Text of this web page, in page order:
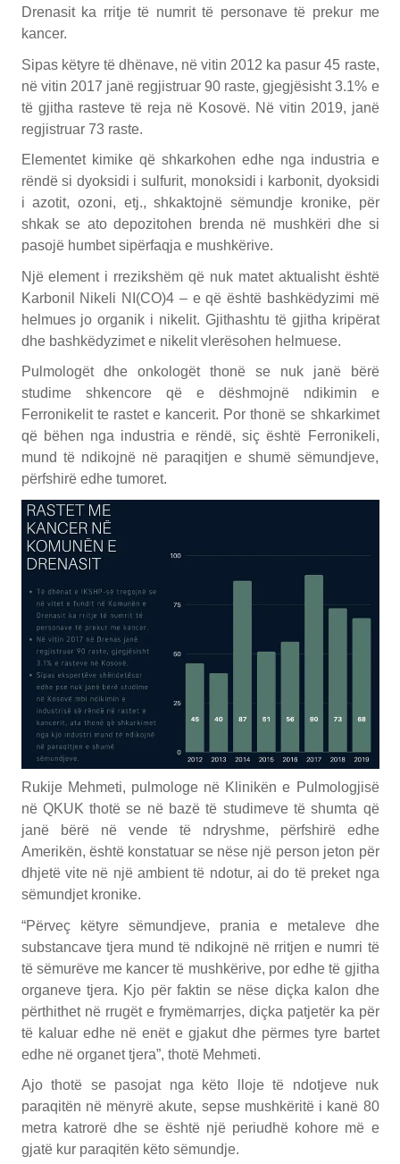
Drenasit ka rritje të numrit të personave të prekur me
kancer.
Sipas këtyre të dhënave, në vitin 2012 ka pasur 45 raste,
në vitin 2017 janë regjistruar 90 raste, gjegjësisht 3.1% e
të gjitha rasteve të reja në Kosovë. Në vitin 2019, janë
regjistruar 73 raste.
Elementet kimike që shkarkohen edhe nga industria e
rëndë si dyoksidi i sulfurit, monoksidi i karbonit, dyoksidi
i azotit, ozoni, etj., shkaktojnë sëmundje kronike, për
shkak se ato depozitohen brenda në mushkëri dhe si
pasojë humbet sipërfaqja e mushkërive.
Një element i rrezikshëm që nuk matet aktualisht është
Karbonil Nikeli NI(CO)4 – e që është bashkëdyzimi më
helmues jo organik i nikelit. Gjithashtu të gjitha kripërat
dhe bashkëdyzimet e nikelit vlerësohen helmuese.
Pulmologët dhe onkologët thonë se nuk janë bërë
studime shkencore që e dëshmojnë ndikimin e
Ferronikelit te rastet e kancerit. Por thonë se shkarkimet
që bëhen nga industria e rëndë, siç është Ferronikeli,
mund të ndikojnë në paraqitjen e shumë sëmundjeve,
përfshirë edhe tumoret.
Rukije Mehmeti, pulmologe në Klinikën e Pulmologjisë
në QKUK thotë se në bazë të studimeve të shumta që
janë bërë në vende të ndryshme, përfshirë edhe
Amerikën, është konstatuar se nëse një person jeton për
dhjetë vite në një ambient të ndotur, ai do të preket nga
sëmundjet kronike.
“Përveç këtyre sëmundjeve, prania e metaleve dhe
substancave tjera mund të ndikojnë në rritjen e numri të
të sëmurëve me kancer të mushkërive, por edhe të gjitha
organeve tjera. Kjo për faktin se nëse diçka kalon dhe
përthithet në rrugët e frymëmarrjes, diçka patjetër ka për
të kaluar edhe në enët e gjakut dhe përmes tyre bartet
edhe në organet tjera”, thotë Mehmeti.
Ajo thotë se pasojat nga këto lloje të ndotjeve nuk
paraqitën në mënyrë akute, sepse mushkëritë i kanë 80
metra katrorë dhe se është një periudhë kohore më e
gjatë kur paraqitën këto sëmundje.